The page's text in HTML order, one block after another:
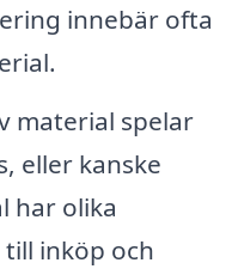
innebär ofta
material spelar
eller kanske
har olika
inköp och